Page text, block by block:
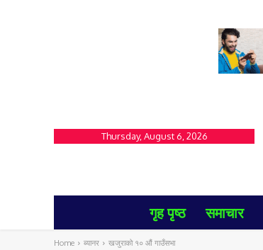
Thursday, August 6, 2026
गृह पृष्ठ समाचार
Home ब्यानर खजुराको १० औं गाउँसभा